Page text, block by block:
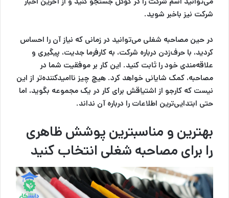
شرکت نیز باخبر شوید.
در حین مصاحبه شغلی می‌توانید در زمانی که نیاز آن را احساس
کردید، با حرف‌زدن درباره شرکت، به کارفرما جدیت، پیگیری و
علاقه‌مندی خود را ثابت کنید. این کار بر موفقیت شما در
مصاحبه، کمک شایانی خواهد کرد. هیچ چیز ناامیدکننده‌تر از این
نیست که کارجو از اشتیاقش برای کار در یک مجموعه بگوید، اما
حتی ابتدایی‌ترین اطلاعات را درباره آن نداند.
بهترین و مناسبترین پوشش ظاهری
را برای مصاحبه شغلی انتخاب کنید